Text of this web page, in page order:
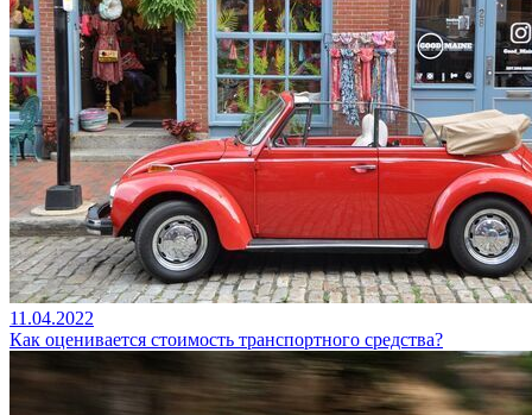
11.04.2022
Как оценивается стоимость транспортного средства?